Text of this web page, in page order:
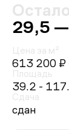
29,5
Цена за м²
613 200 ₽
Площадь
39.2 -
Сдача
сдан